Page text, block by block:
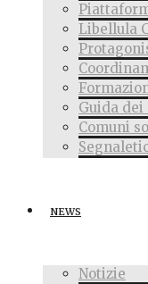
Libellula
Guida dei
Comuni
NEWS
Notizie